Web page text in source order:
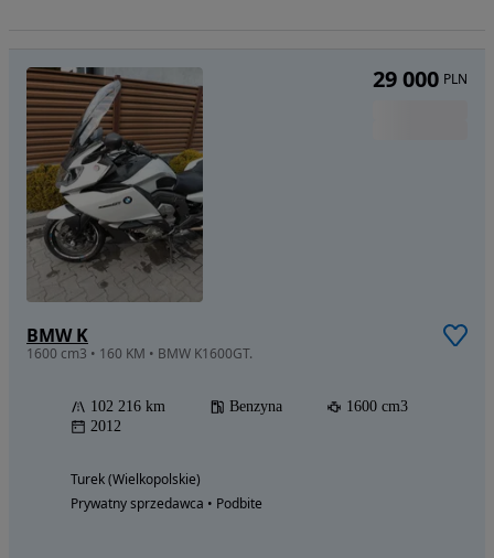
BMW K
1600 cm3 • 160 KM • BMW K1600GT.
102 216 km Benzyna
1600 cm3
2012
Turek (Wielkopolskie)
Prywatny sprzedawca • Podbite
29 000 PLN